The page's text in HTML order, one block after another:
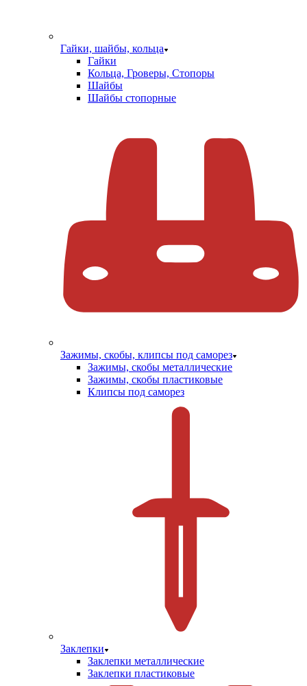
Гайки, шайбы, кольца
Гайки
Кольца, Гроверы, Стопоры
Шайбы
Шайбы стопорные
Зажимы, скобы, клипсы под саморез
Зажимы, скобы металлические
Зажимы, скобы пластиковые
Клипсы под саморез
Заклепки
Заклепки металлические
Заклепки пластиковые